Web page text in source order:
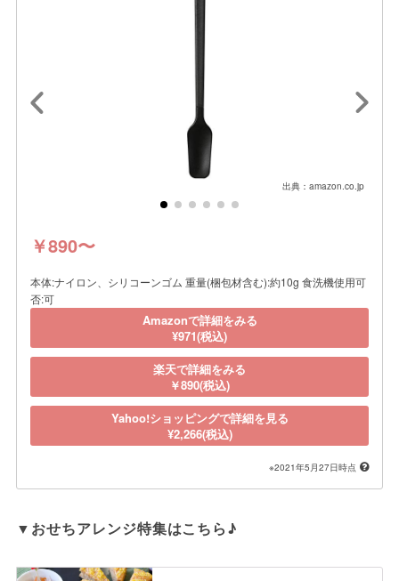
出典：amazon.co.jp
￥890〜
本体:ナイロン、シリコーンゴム 重量(梱包材含む):約10g 食洗機使用可
否:可
Amazonで詳細をみる
¥971(税込)
楽天で詳細をみる
￥890(税込)
Yahoo!ショッピングで詳細を見る
¥2,266(税込)
※2021年5月27日時点
▼おせちアレンジ特集はこちら♪